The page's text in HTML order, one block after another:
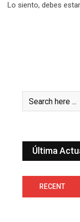
Lo siento, debes estar
Última
RECENT